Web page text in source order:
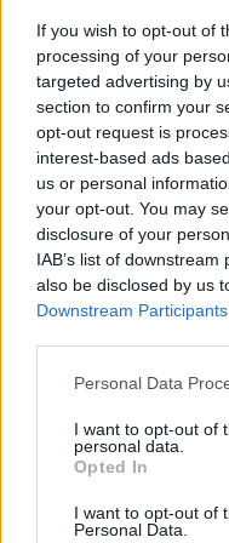
If you wish to opt-out of
processing of your
targeted advertising by
section to confirm your
opt-out request is
interest-based ads
us or personal
your opt-out. You may
disclosure of your
IAB’s list of
also be disclosed by us
Downstream Participants
Please note that this
not limited to your visit
grant or deny consent
use your data for below
consent section.
Personal Data
I want to opt-out of
personal data.
Opted In
I want to opt-out of
Personal Data.
Moda
Ce lenjerie sa porti in
functie de forma